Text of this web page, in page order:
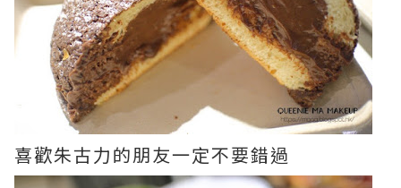
喜歡朱古力的朋友一定不要錯過